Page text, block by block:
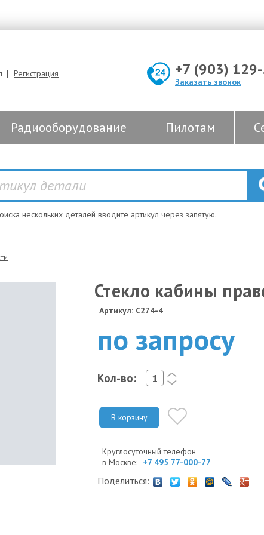
| Регистрация +7 (903)
Заказать звонок
Радиооборудование Пилотам
нескольких деталей вводите артикул через запятую.
Стекло кабины
Артикул: C274-4
по запросу
Кол-во:
<
>
В корзину
Круглосуточный телефон
в Москве: +7 495 77-000-77
Поделиться: